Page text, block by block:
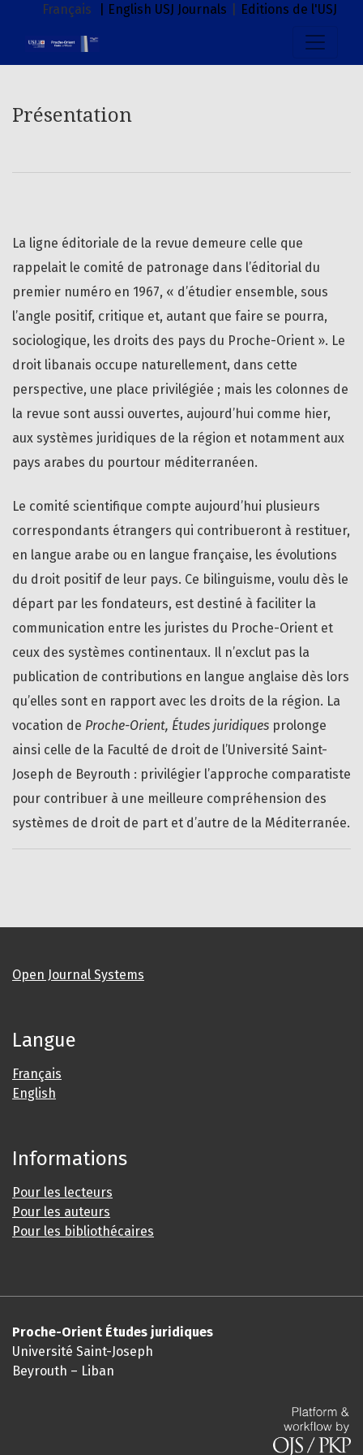
Présentation
Français | English USJ Journals Editions de l'USJ
Présentation
La ligne éditoriale de la revue demeure celle que
rappelait le comité de patronage dans l’éditorial du
premier numéro en 1967, « d’étudier ensemble, sous
l’angle positif, critique et, autant que faire se pourra,
sociologique, les droits des pays du Proche-Orient ». Le
droit libanais occupe naturellement, dans cette
perspective, une place privilégiée ; mais les colonnes de
la revue sont aussi ouvertes, aujourd’hui comme hier,
aux systèmes juridiques de la région et notamment aux
pays arabes du pourtour méditerranéen.
Le comité scientifique compte aujourd’hui plusieurs
correspondants étrangers qui contribueront à restituer,
en langue arabe ou en langue française, les évolutions
du droit positif de leur pays. Ce bilinguisme, voulu dès le
départ par les fondateurs, est destiné à faciliter la
communication entre les juristes du Proche-Orient et
ceux des systèmes continentaux. Il n’exclut pas la
publication de contributions en langue anglaise dès lors
qu’elles sont en rapport avec les droits de la région. La
vocation de Proche-Orient, Études juridiques prolonge
ainsi celle de la Faculté de droit de l’Université Saint-
Joseph de Beyrouth : privilégier l’approche comparatiste
pour contribuer à une meilleure compréhension des
systèmes de droit de part et d’autre de la Méditerranée.
Open Journal Systems
Langue
Français
English
Informations
Pour les lecteurs
Pour les auteurs
Pour les bibliothécaires
Proche-Orient Études juridiques
Université Saint-Joseph
Beyrouth – Liban